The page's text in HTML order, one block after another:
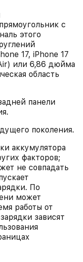
с
этого
17, iPhone 17
или 6,86 дюйма
область
панели
поколения.
аккумулятора
факторов;
не совпадать
По
может
работы от
зависят